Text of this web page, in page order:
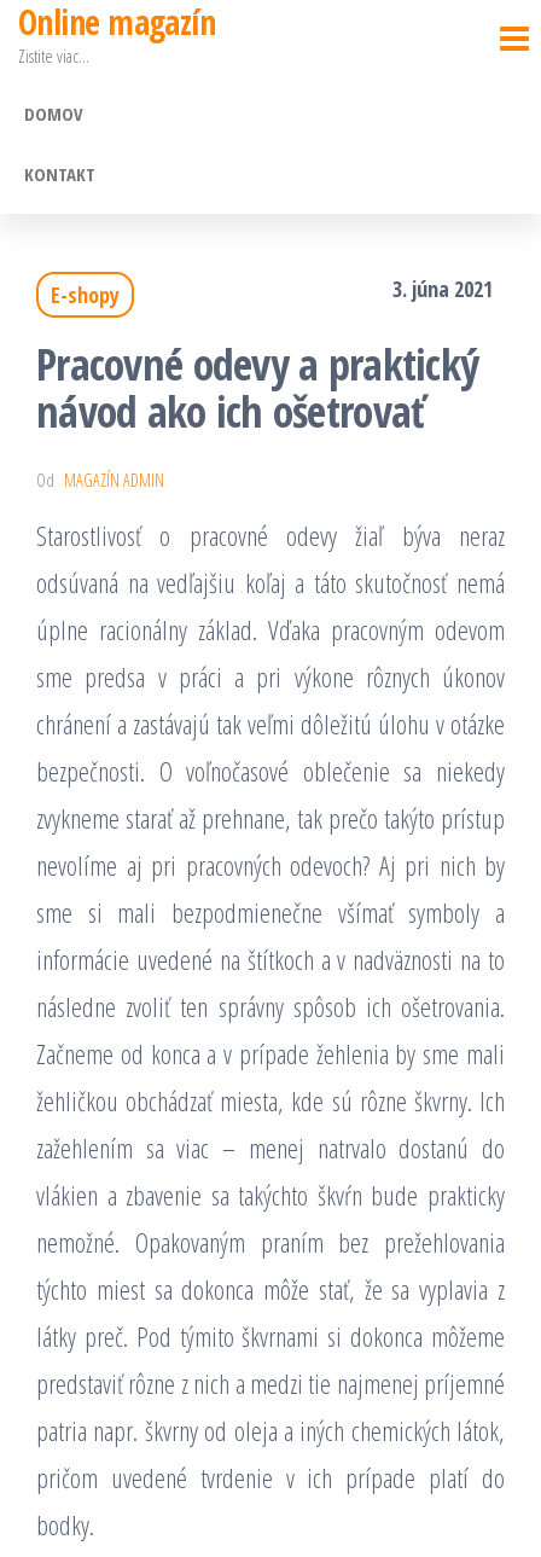
Preskočiť
obsah
Online magazín
Zistite viac…
DOMOV
KONTAKT
E-shopy 3. júna 2021
Pracovné odevy a praktický
návod ako ich ošetrovať
Od MAGAZÍN ADMIN
Starostlivosť o pracovné odevy žiaľ býva neraz
odsúvaná na vedľajšiu koľaj a táto skutočnosť nemá
úplne racionálny základ. Vďaka pracovným odevom
sme predsa v práci a pri výkone rôznych úkonov
chránení a zastávajú tak veľmi dôležitú úlohu v otázke
bezpečnosti. O voľnočasové oblečenie sa niekedy
zvykneme starať až prehnane, tak prečo takýto prístup
nevolíme aj pri pracovných odevoch? Aj pri nich by
sme si mali bezpodmienečne všímať symboly a
informácie uvedené na štítkoch a v nadväznosti na to
následne zvoliť ten správny spôsob ich ošetrovania.
Začneme od konca a v prípade žehlenia by sme mali
žehličkou obchádzať miesta, kde sú rôzne škvrny. Ich
zažehlením sa viac – menej natrvalo dostanú do
vlákien a zbavenie sa takýchto škvŕn bude prakticky
nemožné. Opakovaným praním bez prežehlovania
týchto miest sa dokonca môže stať, že sa vyplavia z
látky preč. Pod týmito škvrnami si dokonca môžeme
predstaviť rôzne z nich a medzi tie najmenej príjemné
patria napr. škvrny od oleja a iných chemických látok,
pričom uvedené tvrdenie v ich prípade platí do
bodky.